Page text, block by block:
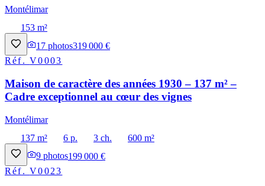
Montélimar
153 m²
17 photos319 000 €
Réf.V0003
Maison de caractère des années 1930 – 137 m² –
Cadre exceptionnel au cœur des vignes
Montélimar
137 m²
6 p. 3 ch.
600 m²
9 photos199 000 €
Réf.V0023